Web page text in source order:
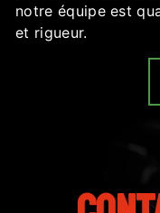
notre équipe est
et rigueur.